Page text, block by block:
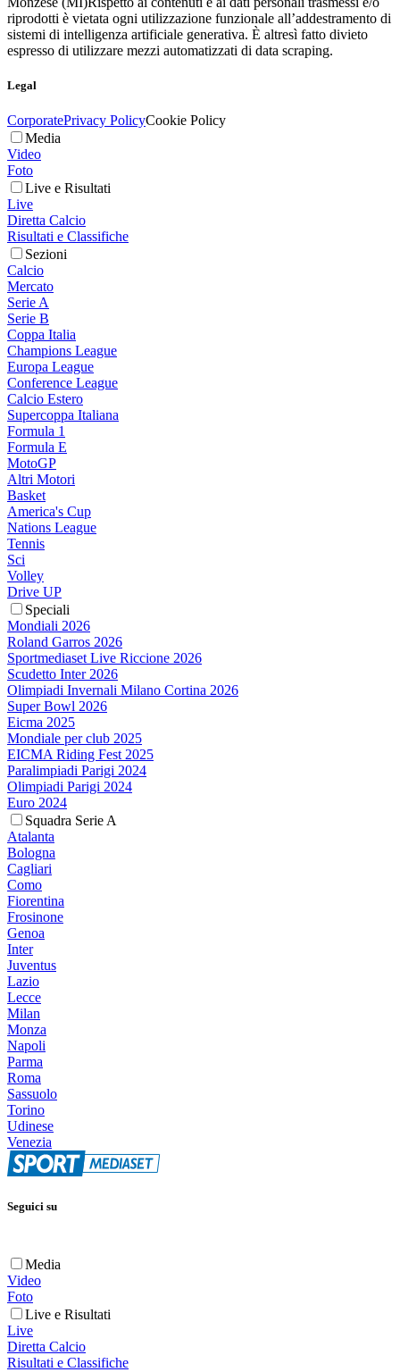
riprodotti è vietata ogni utilizzazione funzionale all’addestramento di
sistemi di intelligenza artificiale generativa. È altresì fatto divieto
espresso di utilizzare mezzi automatizzati di data scraping.
Legal
CorporatePrivacy PolicyCookie Policy
Media
Video
Foto
Live e Risultati
Live
Diretta Calcio
Risultati e Classifiche
Sezioni
Calcio
Mercato
Serie A
Serie B
Coppa Italia
Champions League
Europa League
Conference League
Calcio Estero
Supercoppa Italiana
Formula 1
Formula E
MotoGP
Altri Motori
Basket
America's Cup
Nations League
Tennis
Sci
Volley
Drive UP
Speciali
Mondiali 2026
Roland Garros 2026
Sportmediaset Live Riccione 2026
Scudetto Inter 2026
Olimpiadi Invernali Milano Cortina 2026
Super Bowl 2026
Eicma 2025
Mondiale per club 2025
EICMA Riding Fest 2025
Paralimpiadi Parigi 2024
Olimpiadi Parigi 2024
Euro 2024
Squadra Serie A
Atalanta
Bologna
Cagliari
Como
Fiorentina
Frosinone
Genoa
Inter
Juventus
Lazio
Lecce
Milan
Monza
Napoli
Parma
Roma
Sassuolo
Torino
Udinese
Venezia
Seguici su
Media
Video
Foto
Live e Risultati
Live
Diretta Calcio
Risultati e Classifiche